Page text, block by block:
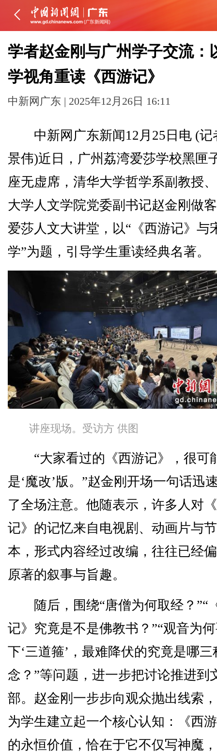
学者赵金刚与广州学子交流：
学视角重读《西游记》
中新网广东 | 2025年12月26日 16:11
中新网广东新闻12月25日电 (记
景伟)近日，广州荔湾爱莎学校黑匣
座无虚席，清华大学哲学系副教授
大学人文学院党委副书记赵金刚做
爱莎人文大讲堂，以“《西游记》与
学”为题，引导学生重读经典名著。
讲座现场。受访方 供图
“大家看过的《西游记》，很可
是‘魔改’版。”赵金刚开场一句话迅
了全场注意。他随表示，许多人对
记》的记忆来自电视剧、动画片与
本，形式内容经过改编，往往已经
原著的叙事与旨趣。
随后，围绕“唐僧为何取经？”“
记》究竟是不是佛教书？”“观音为
下‘三道箍’，最难降伏的究竟是哪三
念？”等问题，进一步把讨论推进到
部。赵金刚一步步向观众抛出线索
为学生建立起一个核心认知：《西
的永恒价值，恰在于它不仅写神魔